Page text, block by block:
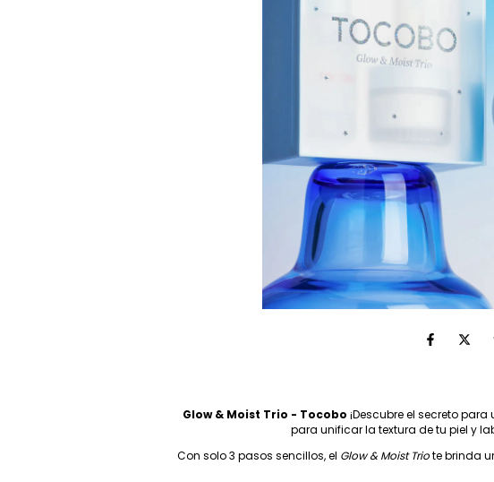
Glow & Moist Trio - Tocobo ¡Descubre el secreto
para unificar la textura de tu piel y
Con solo 3 pasos sencillos, el Glow & Moist Triote brinda